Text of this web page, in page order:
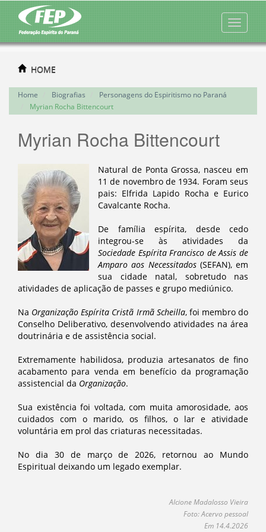
HOME
Home Biografias
Personagens do Espiritismo no Paraná
Myrian Rocha Bittencourt
Myrian Rocha Bittencourt
Natural de Ponta Grossa, nasceu em
11 de novembro de 1934. Foram seus
pais: Elfrida Lapido Rocha e Eurico
Cavalcante Rocha.
De família espírita, desde cedo
integrou-se às atividades da
Sociedade Espírita Francisco de Assis de
Amparo aos Necessitados(SEFAN), em
sua cidade natal, sobretudo nas
atividades de aplicação de passes e grupo mediúnico.
Na Organização Espírita Cristã Irmã Scheilla, foi membro do
Conselho Deliberativo, desenvolvendo atividades na área
doutrinária e de assistência social.
Extremamente habilidosa, produzia artesanatos de fino
acabamento para venda em benefício da programação
assistencial da Organização.
Sua existência foi voltada, com muita amorosidade, aos
cuidados com o marido, os filhos, o lar e atividade
voluntária em prol das criaturas necessitadas.
No dia 30 de março de 2026, retornou ao Mundo
Espiritual deixando um legado exemplar.
Alcione Madalosso Vieira
Foto: Acervo pessoal
Em 14.4.2026